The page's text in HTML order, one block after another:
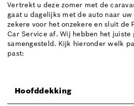
Vertrekt u deze zomer met de
gaat u dagelijks met de auto naar
zekere voor het onzekere en sluit de
Car Service af. Wij hebben het juiste
samengesteld. Kijk hieronder welk
past:
Hoofddekking